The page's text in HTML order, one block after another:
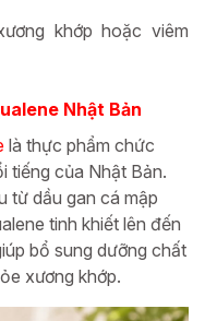
khớp hoặc viêm
Nhật Bản
là thực phẩm chức
tiếng của Nhật Bản.
từ dầu gan cá mập
tinh khiết lên đến
bổ sung dưỡng chất
xương khớp.